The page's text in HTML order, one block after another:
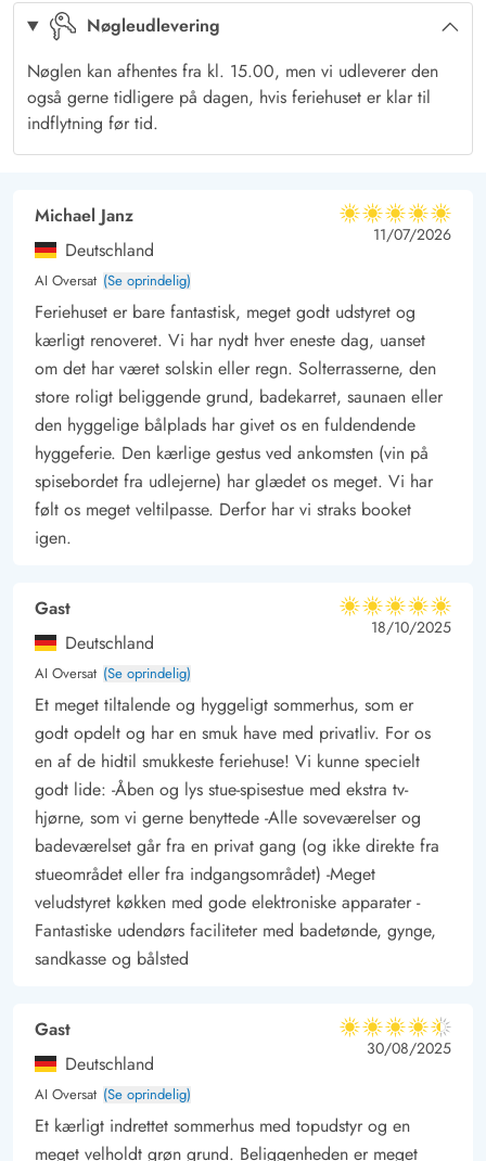
(220V opladning) - eget ladekabel medbringes.
Tid til at dase på terrasserne med udekøkken, grill, udendørs
bruser og vildmarksbad
Sommerhuset ligger på en vidunderlig grund, der er mere end
3.500 kvadratmeter stor - perfekt til leg og udendørsaktiviteter.
masser af plads at boltre jer på, hvilket især børnene vil elske,
for der er både sandkasse og gynge i haven. Ydermere findes
der en skøn bålplads.
Mens børnene leger, gynger og bygger sandslotte i haven, kan
de voksne slappe af på terrasserne. De skønne store terrasser
er klar til alle slags udendørs hygge – her kan der både laves
mad ved det dejlige udekøkken og slappes af. Under den
delvist overdækkede terrasse kan I sætte jer til rette, når der er
brug for skygge eller læ.
Til dagens wellness står vildmarksbadet klar - efter et grundigt
skyl under udebruseren*, som også er perfekt til at skylle
saltvand og sand af efter en tur på stranden.
Nøgleudlevering
Nøglen kan afhentes fra kl. 15.00, men vi udleverer den
også gerne tidligere på dagen, hvis feriehuset er klar til
indflytning før tid.
Michael Janz
Deutschland
AI Oversat (Se oprindelig)
5 ud af 5
5 ud af 5
5 out of 5
11/07/2026
Feriehuset er bare fantastisk, meget godt udstyret og
kærligt renoveret. Vi har nydt hver eneste dag, uanset
om det har været solskin eller regn. Solterrasserne, den
store roligt beliggende grund, badekarret, saunaen eller
den hyggelige bålplads har givet os en fuldendende
hyggeferie. Den kærlige gestus ved ankomsten (vin på
spisebordet fra udlejerne) har glædet os meget. Vi har
følt os meget veltilpasse. Derfor har vi straks booket
igen.
Gast
Deutschland
AI Oversat (Se oprindelig)
5 ud af 5
5 ud af 5
5 out of 5
18/10/2025
Et meget tiltalende og hyggeligt sommerhus, som er
godt opdelt og har en smuk have med privatliv. For os
en af de hidtil smukkeste feriehuse! Vi kunne specielt
godt lide: -Åben og lys stue-spisestue med ekstra tv-
hjørne, som vi gerne benyttede -Alle soveværelser og
badeværelset går fra en privat gang (og ikke direkte fra
stueområdet eller fra indgangsområdet) -Meget
veludstyret køkken med gode elektroniske apparater -
Fantastiske udendørs faciliteter med badetønde, gynge,
sandkasse og bålsted
Gast
Deutschland
AI Oversat (Se oprindelig)
4.5 ud af 5
4.5 ud af 5
4.5 out of 5
30/08/2025
Et kærligt indrettet sommerhus med topudstyr og en
meget velholdt grøn grund. Beliggenheden er meget